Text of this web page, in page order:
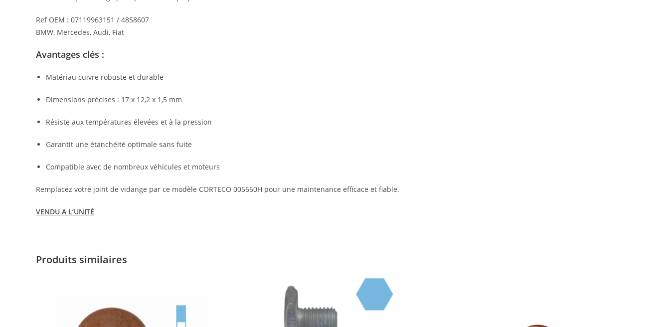
Ref OEM : 07119963151 / 4858607
BMW, Mercedes, Audi, Fiat
Avantages clés :
Matériau cuivre robuste et durable
Dimensions précises : 17 x 12,2 x 1,5 mm
Résiste aux températures élevées et à la pression
Garantit une étanchéité optimale sans fuite
Compatible avec de nombreux véhicules et moteurs
Remplacez votre joint de vidange par ce modèle CORTECO 005660H pour une maintenance efficace et fiable.
VENDU A L’UNITÉ
Produits similaires